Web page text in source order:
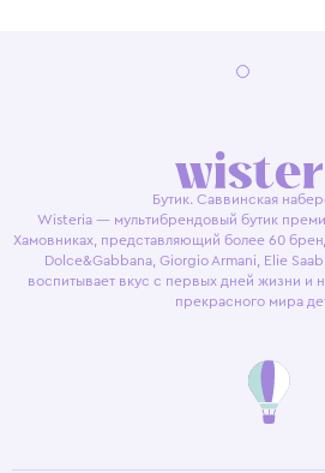
Бутик. Саввинская
Wisteria — мультибрендовый бутик
Хамовниках, представляющий более 60
Dolce&Gabbana, Giorgio Armani, Elie
воспитывает вкус с первых дней жизни и
прекрасного мира